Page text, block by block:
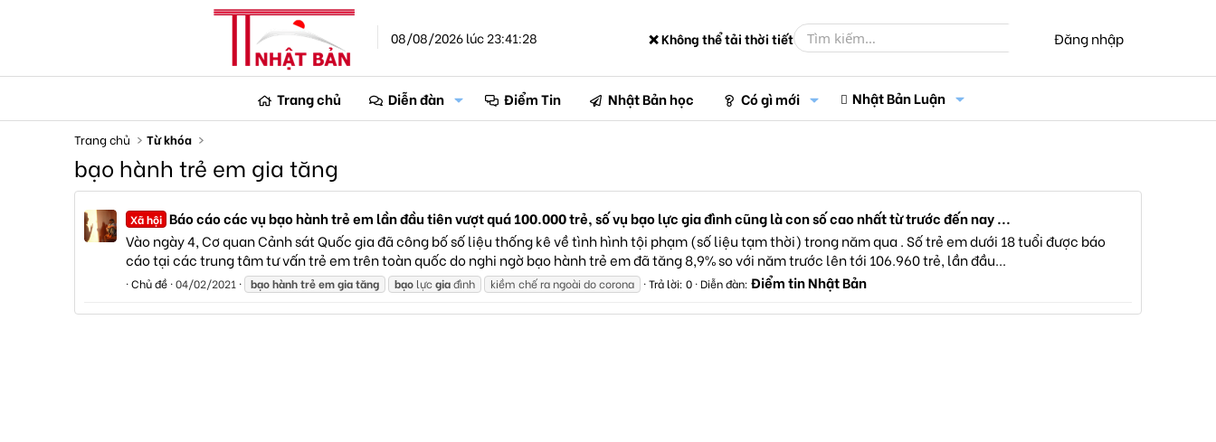
08/08/2026 lúc 23:41:28 ❌ Không thể tải thời tiết Đăng nhập
Trang chủ Diễn đàn Điểm Tin Nhật Bản học Có gì mới Nhật Bản Luận
Trang chủ Từ khóa
bạo hành trẻ em gia tăng
Xã hội Báo cáo các vụ bạo hành trẻ em lần đầu tiên vượt quá 100.000 trẻ, số vụ bạo lực gia đình cũng là con số cao nhất từ trước đến nay ...
Vào ngày 4, Cơ quan Cảnh sát Quốc gia đã công bố số liệu thống kê về tình hình tội phạm (số liệu tạm thời) trong năm qua . Số trẻ em dưới 18 tuổi được báo
cáo tại các trung tâm tư vấn trẻ em trên toàn quốc do nghi ngờ bạo hành trẻ em đã tăng 8,9% so với năm trước lên tới 106.960 trẻ, lần đầu...
Chủ đề 04/02/2021 bạohànhtrẻemgiatăng bạo lựcgiađình kiềm chế ra ngoài do corona Trả lời: 0 Diễn đàn: Điểm tin Nhật Bản